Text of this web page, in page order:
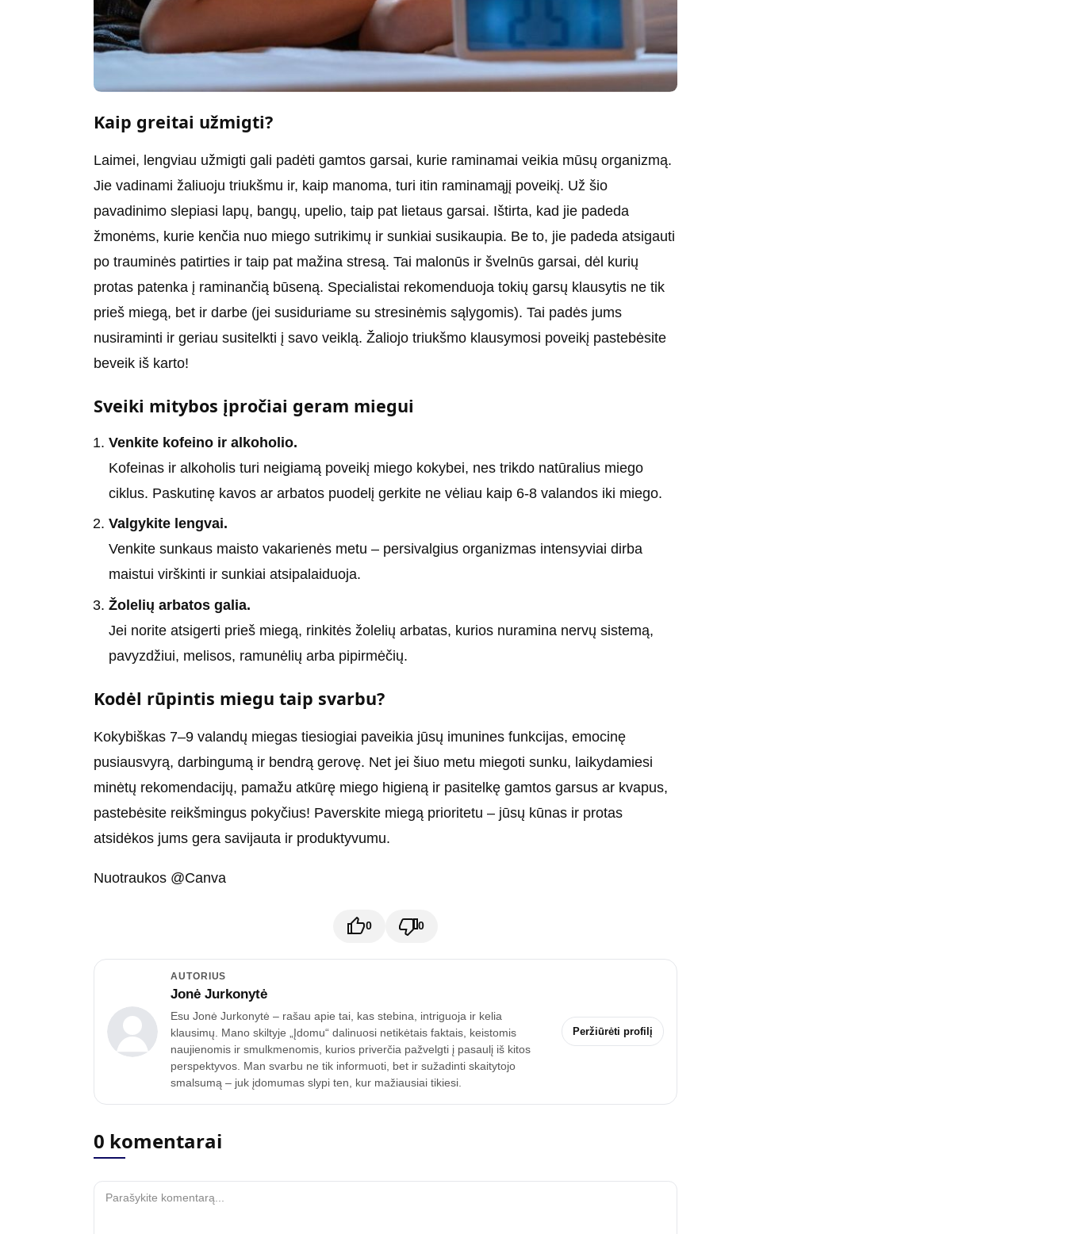
Kaip greitai užmigti?
Laimei, lengviau užmigti gali padėti gamtos garsai, kurie raminamai veikia mūsų organizmą.
Jie vadinami žaliuoju triukšmu ir, kaip manoma, turi itin raminamąjį poveikį. Už šio
pavadinimo slepiasi lapų, bangų, upelio, taip pat lietaus garsai. Ištirta, kad jie padeda
žmonėms, kurie kenčia nuo miego sutrikimų ir sunkiai susikaupia. Be to, jie padeda atsigauti
po trauminės patirties ir taip pat mažina stresą. Tai malonūs ir švelnūs garsai, dėl kurių
protas patenka į raminančią būseną. Specialistai rekomenduoja tokių garsų klausytis ne tik
prieš miegą, bet ir darbe (jei susiduriame su stresinėmis sąlygomis). Tai padės jums
nusiraminti ir geriau susitelkti į savo veiklą. Žaliojo triukšmo klausymosi poveikį pastebėsite
beveik iš karto!
Sveiki mitybos įpročiai geram miegui
Venkite kofeino ir alkoholio.
Kofeinas ir alkoholis turi neigiamą poveikį miego kokybei, nes trikdo natūralius miego
ciklus. Paskutinę kavos ar arbatos puodelį gerkite ne vėliau kaip 6-8 valandos iki miego.
Valgykite lengvai.
Venkite sunkaus maisto vakarienės metu – persivalgius organizmas intensyviai dirba
maistui virškinti ir sunkiai atsipalaiduoja.
Žolelių arbatos galia.
Jei norite atsigerti prieš miegą, rinkitės žolelių arbatas, kurios nuramina nervų sistemą,
pavyzdžiui, melisos, ramunėlių arba pipirmėčių.
Kodėl rūpintis miegu taip svarbu?
Kokybiškas 7–9 valandų miegas tiesiogiai paveikia jūsų imunines funkcijas, emocinę
pusiausvyrą, darbingumą ir bendrą gerovę. Net jei šiuo metu miegoti sunku, laikydamiesi
minėtų rekomendacijų, pamažu atkūrę miego higieną ir pasitelkę gamtos garsus ar kvapus,
pastebėsite reikšmingus pokyčius! Paverskite miegą prioritetu – jūsų kūnas ir protas
atsidėkos jums gera savijauta ir produktyvumu.
Nuotraukos @Canva
0 0
AUTORIUS
Jonė Jurkonytė
Esu Jonė Jurkonytė – rašau apie tai, kas stebina, intriguoja ir kelia
klausimų. Mano skiltyje „Įdomu“ dalinuosi netikėtais faktais, keistomis
naujienomis ir smulkmenomis, kurios priverčia pažvelgti į pasaulį iš kitos
perspektyvos. Man svarbu ne tik informuoti, bet ir sužadinti skaitytojo
smalsumą – juk įdomumas slypi ten, kur mažiausiai tikiesi.
Peržiūrėti profilį
0 komentarai